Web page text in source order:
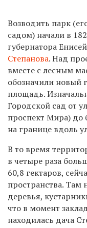
Возводить парк
садом) начали в
губернатора
Степанова. Над
вместе с лесным
обозначили новый
площадь.
Городской сад от
проспект Мира) до
на границе вдоль
В то время
в четыре раза
60,8 гектаров,
пространства. Там
деревья,
что в момент
находилась дача